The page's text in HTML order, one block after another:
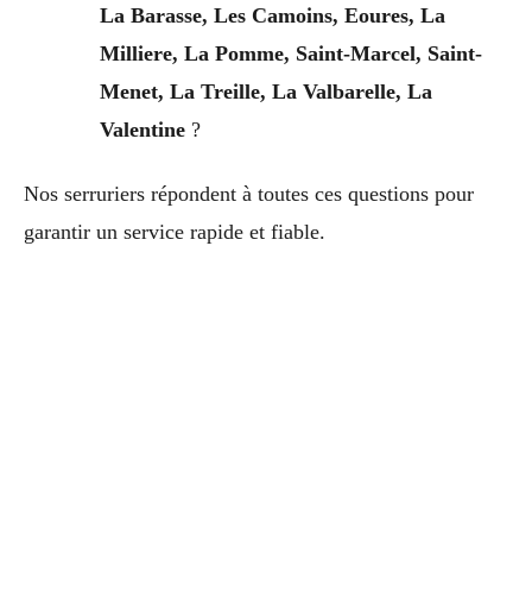
La Barasse, Les Camoins, Eoures, La
Milliere, La Pomme, Saint-Marcel, Saint-
Menet, La Treille, La Valbarelle, La
Valentine?
Nos serruriers répondent à toutes ces questions pour
garantir un service rapide et fiable.